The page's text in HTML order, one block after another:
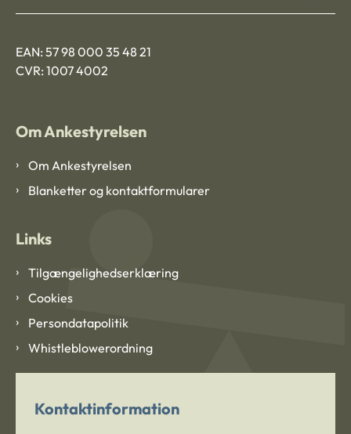
EAN: 57 98 000 35 48 21
CVR: 1007 4002
Om Ankestyrelsen
Om Ankestyrelsen
Blanketter og kontaktformularer
Links
Tilgængelighedserklæring
Cookies
Persondatapolitik
Whistleblowerordning
Kontaktinformation